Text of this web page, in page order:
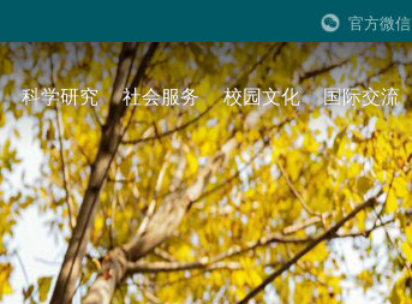
官方微信
科学研究 社会服务 校园文化 国际交流